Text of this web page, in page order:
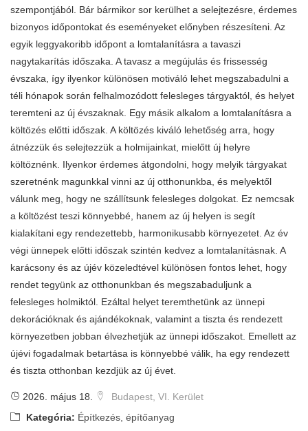
szempontjából. Bár bármikor sor kerülhet a selejtezésre, érdemes
bizonyos időpontokat és eseményeket előnyben részesíteni. Az
egyik leggyakoribb időpont a lomtalanításra a tavaszi
nagytakarítás időszaka. A tavasz a megújulás és frissesség
évszaka, így ilyenkor különösen motiváló lehet megszabadulni a
téli hónapok során felhalmozódott felesleges tárgyaktól, és helyet
teremteni az új évszaknak. Egy másik alkalom a lomtalanításra a
költözés előtti időszak. A költözés kiváló lehetőség arra, hogy
átnézzük és selejtezzük a holmijainkat, mielőtt új helyre
költöznénk. Ilyenkor érdemes átgondolni, hogy melyik tárgyakat
szeretnénk magunkkal vinni az új otthonunkba, és melyektől
válunk meg, hogy ne szállítsunk felesleges dolgokat. Ez nemcsak
a költözést teszi könnyebbé, hanem az új helyen is segít
kialakítani egy rendezettebb, harmonikusabb környezetet. Az év
végi ünnepek előtti időszak szintén kedvez a lomtalanításnak. A
karácsony és az újév közeledtével különösen fontos lehet, hogy
rendet tegyünk az otthonunkban és megszabaduljunk a
felesleges holmiktól. Ezáltal helyet teremthetünk az ünnepi
dekorációknak és ajándékoknak, valamint a tiszta és rendezett
környezetben jobban élvezhetjük az ünnepi időszakot. Emellett az
újévi fogadalmak betartása is könnyebbé válik, ha egy rendezett
és tiszta otthonban kezdjük az új évet.
2026. május 18.
Budapest, VI. Kerület
Kategória: Építkezés, építőanyag